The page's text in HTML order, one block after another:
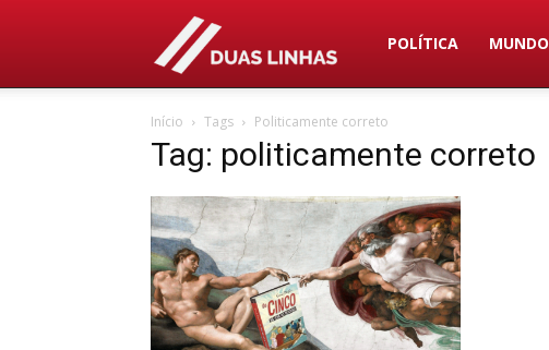
Duas
Linhas
POLÍTICA MUNDO
Início Tags Politicamente correto
Tag: politicamente correto